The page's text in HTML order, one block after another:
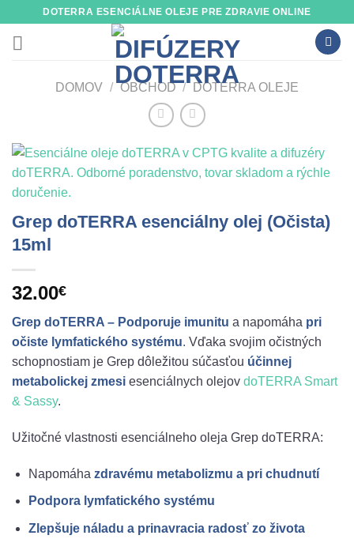
content
DOTERRA ESENCIÁLNE OLEJE PRE ZDRAVIE ONLINE
DOMOV / OBCHOD / DOTERRA OLEJE
Grep doTERRA esenciálny olej (Očista)
15ml
32.00€
Grep doTERRA – Podporuje imunitu a napomáha pri
očiste lymfatického systému. Vďaka svojim očistných
schopnostiam je Grep dôležitou súčasťou účinnej
metabolickej zmesi esenciálnych olejov doTERRA Smart
& Sassy.
Užitočné vlastnosti esenciálneho oleja Grep doTERRA:
Napomáha zdravému metabolizmu a pri chudnutí
Podpora lymfatického systému
Zlepšuje náladu a prinavracia radosť zo života